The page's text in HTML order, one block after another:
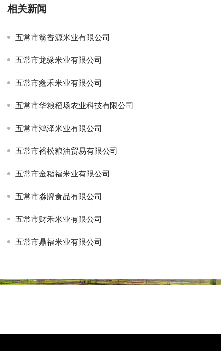
相关新闻
五常市翁香源米业有限公司
五常市龙缘米业有限公司
五常市鑫禾米业有限公司
五常市华粮稻场农业科技有限公司
五常市鸿泽米业有限公司
五常市裕松粮油贸易有限公司
五常市金稻福米业有限公司
五常市淼牌食品有限公司
五常市财禾米业有限公司
五常市鼎福米业有限公司